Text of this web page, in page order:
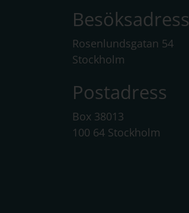
Besöksadress
Rosenlundsgatan 54
Stockholm
Postadress
Box 38013
100 64 Stockholm